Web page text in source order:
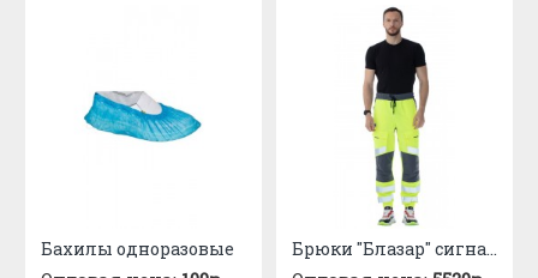
Бахилы одноразовые Брюки "Блазар" сигнальные